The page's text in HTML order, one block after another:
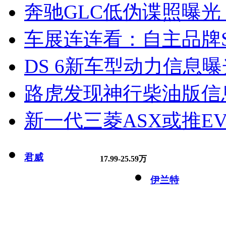
奔驰GLC低伪谍照曝
车展连连看：自主品牌
DS 6新车型动力信息
路虎发现神行柴油版
新一代三菱ASX或推
君威 17.99-25.59万
伊兰特